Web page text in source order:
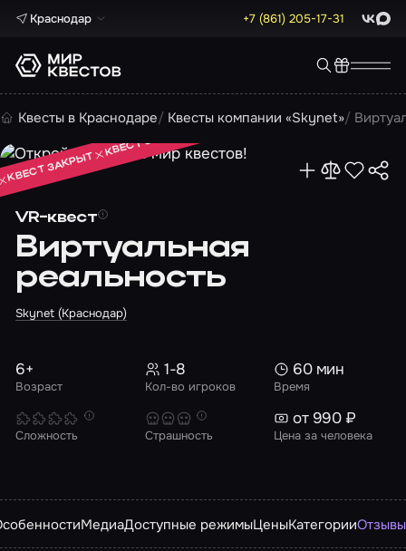
Краснодар +7 (861) 205-17-31 Max
Квесты в Краснодаре Квесты компании «Skynet»
VR-квест
Виртуальная
реальность
Skynet (Краснодар)
КВЕСТ ЗАКРЫТ
КВЕСТ ЗАКРЫТ
КВЕСТ ЗАКРЫТ
Возраст
6+
Кол-во игроков
1-8
Время
60 мин
Сложность Страшность Цена за человека
от 990 ₽
МедиаДоступные режимыЦеныКатегорииОтзывы